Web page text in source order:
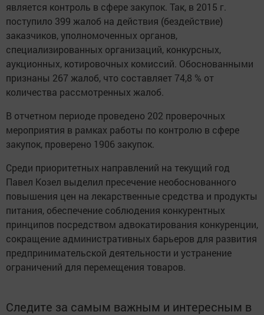
является контроль в сфере закупок. Так, в 2015 г.
поступило 399 жалоб на действия (бездействие)
заказчиков, уполномоченных органов,
специализированных организаций, конкурсных,
аукционных, котировочных комиссий. Обоснованными
признаны 267 жалоб, что составляет 74,8 % от
количества рассмотренных жалоб.
В отчетном периоде проведено 202 проверочных
мероприятия в рамках работы по контролю в сфере
закупок, проверено 1906 закупок.
Среди приоритетных направлений на текущий год
Павел Козел выделил пресечение необоснованного
повышения цен на лекарственные средства и продукты
питания, обеспечение соблюдения конкурентных
принципов посредством адвокатирования конкуренции,
сокращение административных барьеров для развития
предпринимательской деятельности и устранение
ограничений для перемещения товаров.
Следите за самым важным и интересным в